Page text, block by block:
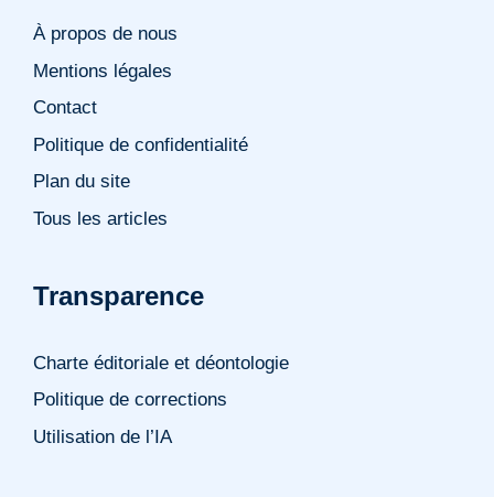
À propos de nous
Mentions légales
Contact
Politique de confidentialité
Plan du site
Tous les articles
Transparence
Charte éditoriale et déontologie
Politique de corrections
Utilisation de l’IA